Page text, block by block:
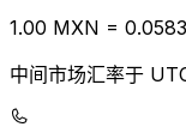
1.00 MXN = 0.05
中间市场汇率于